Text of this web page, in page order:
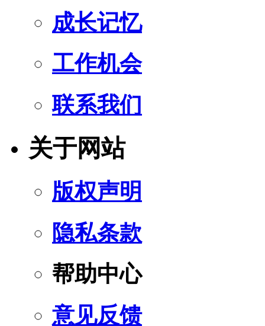
成长记忆
工作机会
联系我们
关于网站
版权声明
隐私条款
帮助中心
意见反馈